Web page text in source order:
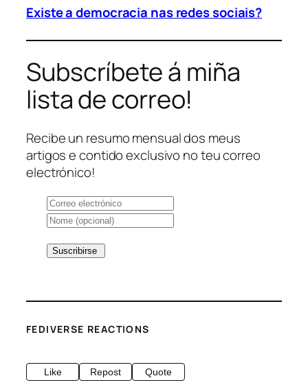
Existe a democracia nas redes sociais?
Subscríbete á miña
lista de correo!
Recibe un resumo mensual dos meus
artigos e contido exclusivo no teu correo
electrónico!
FEDIVERSE REACTIONS
Like Repost Quote